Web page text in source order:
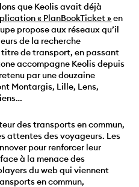
que Keolis avait déjà
« PlanBookTicket »en
propose aux réseaux qu’il
de la recherche
de transport, en passant
accompagne Keolis depuis
par une douzaine
Montargis, Lille, Lens,
des transports en commun,
attentes des voyageurs. Les
pour renforcer leur
à la menace des
du web qui viennent
en commun,